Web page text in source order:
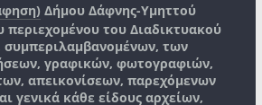
Δήμου Δάφνης-Υμηττού
περιεχομένου του Διαδικτυακού
συμπεριλαμβανομένων, των
γραφικών, φωτογραφιών,
απεικονίσεων, παρεχόμενων
γενικά κάθε είδους αρχείων,